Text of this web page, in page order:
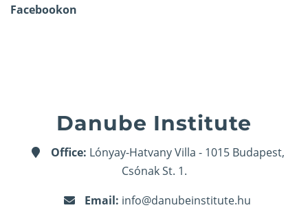
Facebookon
Danube Institute
Office: Lónyay-Hatvany Villa - 1015 Budapest,
Csónak St. 1.
Email: info@danubeinstitute.hu